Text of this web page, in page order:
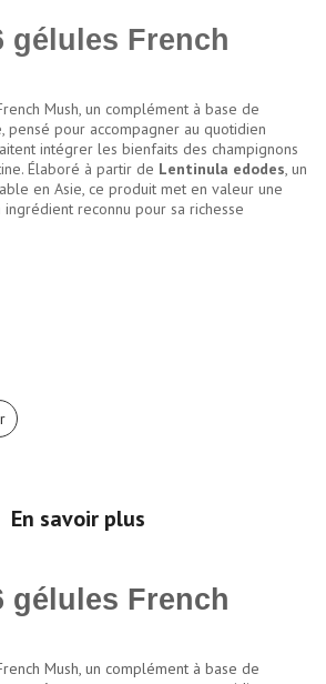
gélules French
Mush, un complément à base de
pensé pour accompagner au quotidien
intégrer les bienfaits des champignons
Élaboré à partir de Lentinula edodes, un
en Asie, ce produit met en valeur une
reconnu pour sa richesse
En savoir plus
gélules French
Mush, un complément à base de